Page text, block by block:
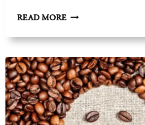
READ MOREDESINTOXICAÇÃO–
REVISÃO